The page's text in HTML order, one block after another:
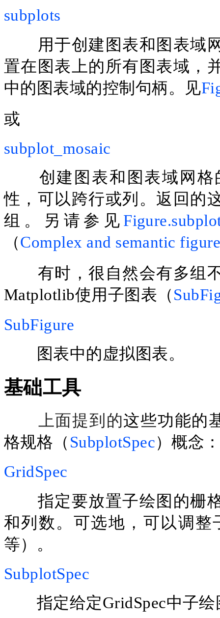
subplots
用于创建图表和图表域
置在图表上的所有图表域，
中的图表域的控制句柄。见
或
subplot_mosaic
创建图表和图表域网
性，可以跨行或列。返回的
组。另请参见
（Complex and semantic
有时，很自然会有多组
Matplotlib使用子图表（
SubFigure
图表中的虚拟图表。
基础工具
上面提到的这些功能的
格规格（ SubplotSpec）概念
GridSpec
指定要放置子绘图的栅
和列数。可选地，可以调
等）。
SubplotSpec
指定给定GridSpec中子